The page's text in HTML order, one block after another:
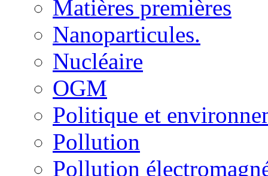
Matières premières
Nanoparticules.
Nucléaire
OGM
Politique et
Pollution
Pollution